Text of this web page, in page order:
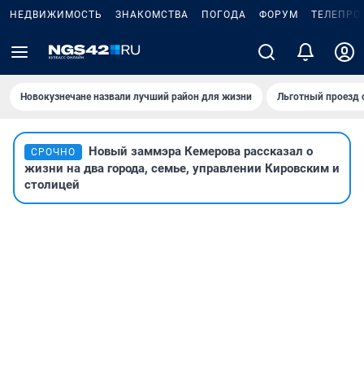
НЕДВИЖИМОСТЬ ЗНАКОМСТВА ПОГОДА ФОРУМ
Новокузнечане назвали лучший район для жизни Льготный проезд
СРОЧНО
Новый заммэра Кемерова рассказал о
жизни на два города, семье, управлении Кировским и
столицей